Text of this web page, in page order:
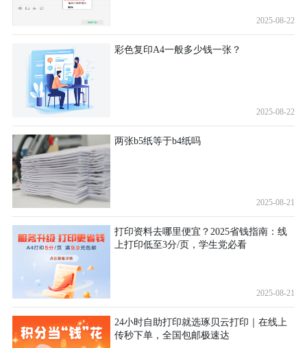
2025-08-22
彩色复印A4一般多少钱一张？
2025-08-22
两张b5纸等于b4纸吗
2025-08-21
打印资料去哪里便宜？2025省钱指南：线
上打印低至3分/页，学生党必看
2025-08-21
24小时自助打印就选琢贝云打印｜在线上
传秒下单，全国包邮极速达